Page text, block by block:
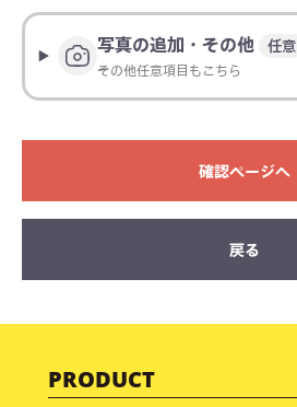
写真の追加・その他 任意
その他任意項目もこちら
確認ページへ
戻る
PRODUCT